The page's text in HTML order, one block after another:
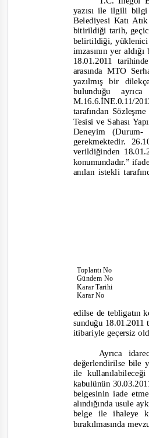
yazısı ile ilgili bilgi
Belediyesi Katı
bitirildiği tarih,
belirtildiği,
imzasının yer
18.01.2011
arasında MTO
yazılmış bir
bulunduğu
M.16.6.İNE.0.11/
tarafından
Tesisi ve Sahası
Deneyim (Durum-
gerekmektedir.
verildiğinden
konumundadır.”
anılan istekli
ToplantıNo
Gündem No
Karar Tarihi
Karar No
edilse de tebligatın
sunduğu
itibariyle geçersiz
Ayrıca
değerlendirilse bile
ile
kabulünün
belgesinin iade
alındığında usule
belge ileihaleye
bırakılmasında